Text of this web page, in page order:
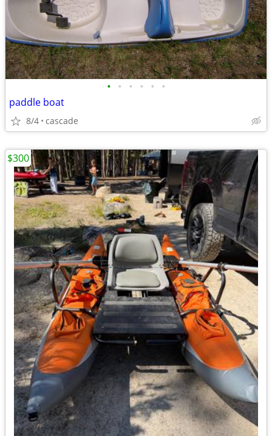
• • • • • •
paddle boat
8/4 cascade
$300